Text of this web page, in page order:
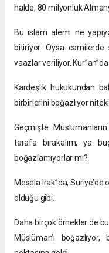
halde, 80 milyonluk
Bu islam alemi ne
bitiriyor. Oysa camilerde
vaazlar veriliyor.
Kardeşlik hukukundan
birbirlerini boğazlıyor
Geçmişte
tarafa bırakalım; ya
boğazlamıyorlar mı?
Mesela Irak”da, Suriye’de
olduğu gibi.
Daha birçok örnekler de
Müslüman’ı